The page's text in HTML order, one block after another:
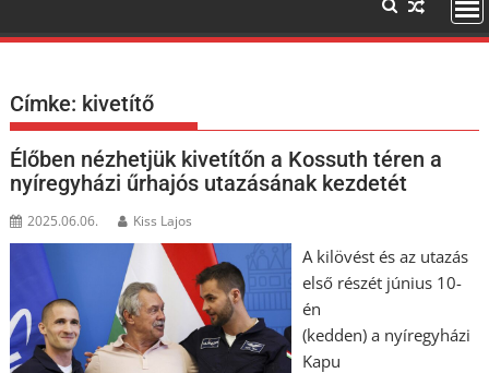
Címke: kivetítő
Élőben nézhetjük kivetítőn a Kossuth téren a
nyíregyházi űrhajós utazásának kezdetét
2025.06.06. Kiss Lajos
A kilövést és az utazás
első részét június 10-
én
(kedden) a nyíregyházi
Kapu